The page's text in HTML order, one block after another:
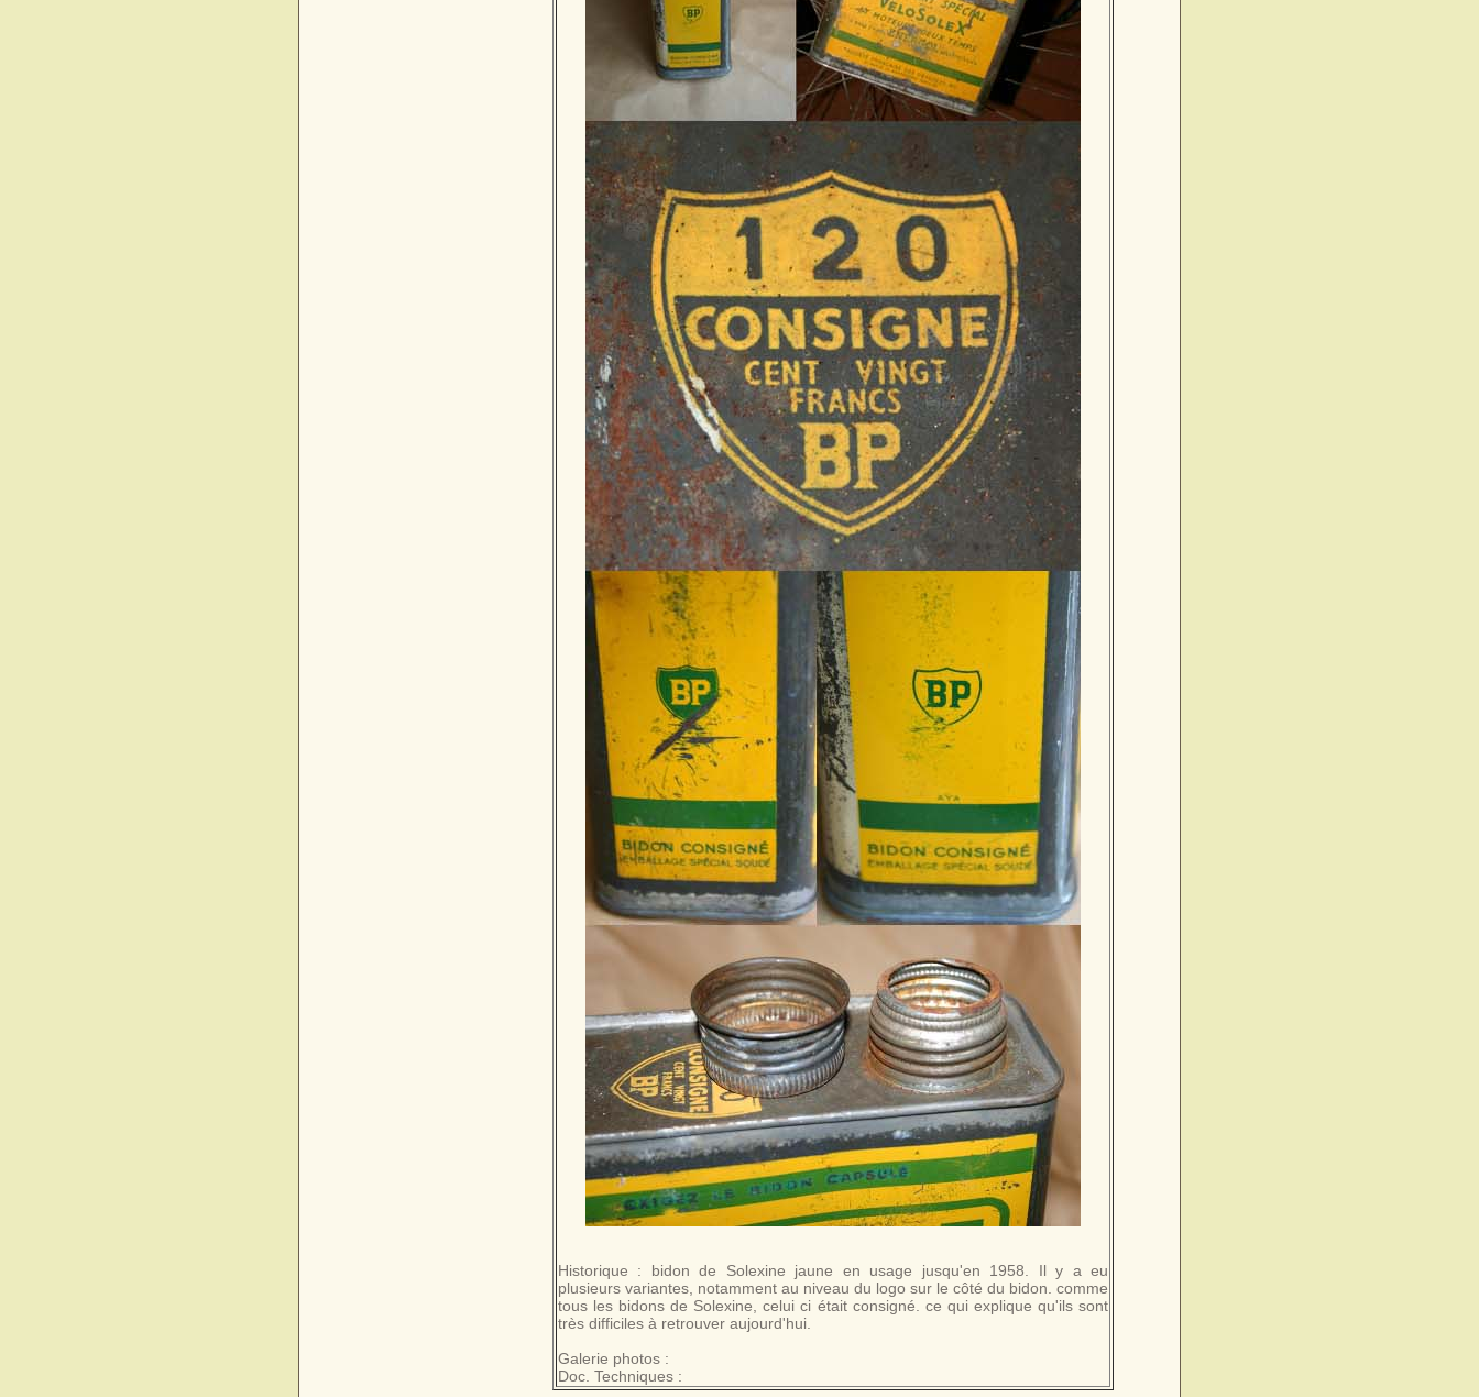
Historique : bidon de Solexine jaune en usage jusqu'en 1958. Il y a eu
plusieurs variantes, notamment au niveau du logo sur le côté du bidon. comme
tous les bidons de Solexine, celui ci était consigné. ce qui explique qu'ils sont
très difficiles à retrouver aujourd'hui.
Galerie photos :
Doc. Techniques :